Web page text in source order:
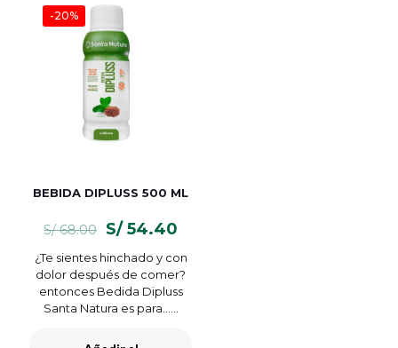
-20%
BEBIDA DIPLUSS 500 ML
S/68.00
El
original
era:
S/ 68.00.
S/54.40
actual
es:
S/ 54.40.
¿Te sientes hinchado y con
dolor después de comer?
entonces Bedida Dipluss
Santa Natura es para…...